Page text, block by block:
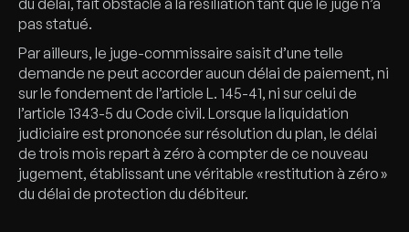
du délai, fait obstacle à la résiliation tant que le juge n’a
pas statué.
Par ailleurs, le juge-commissaire saisit d’une telle
demande ne peut accorder aucun délai de paiement, ni
sur le fondement de l’article L. 145-41, ni sur celui de
l’article 1343-5 du Code civil. Lorsque la liquidation
judiciaire est prononcée sur résolution du plan, le délai
de trois mois repart à zéro à compter de ce nouveau
jugement, établissant une véritable « restitution à zéro »
du délai de protection du débiteur.